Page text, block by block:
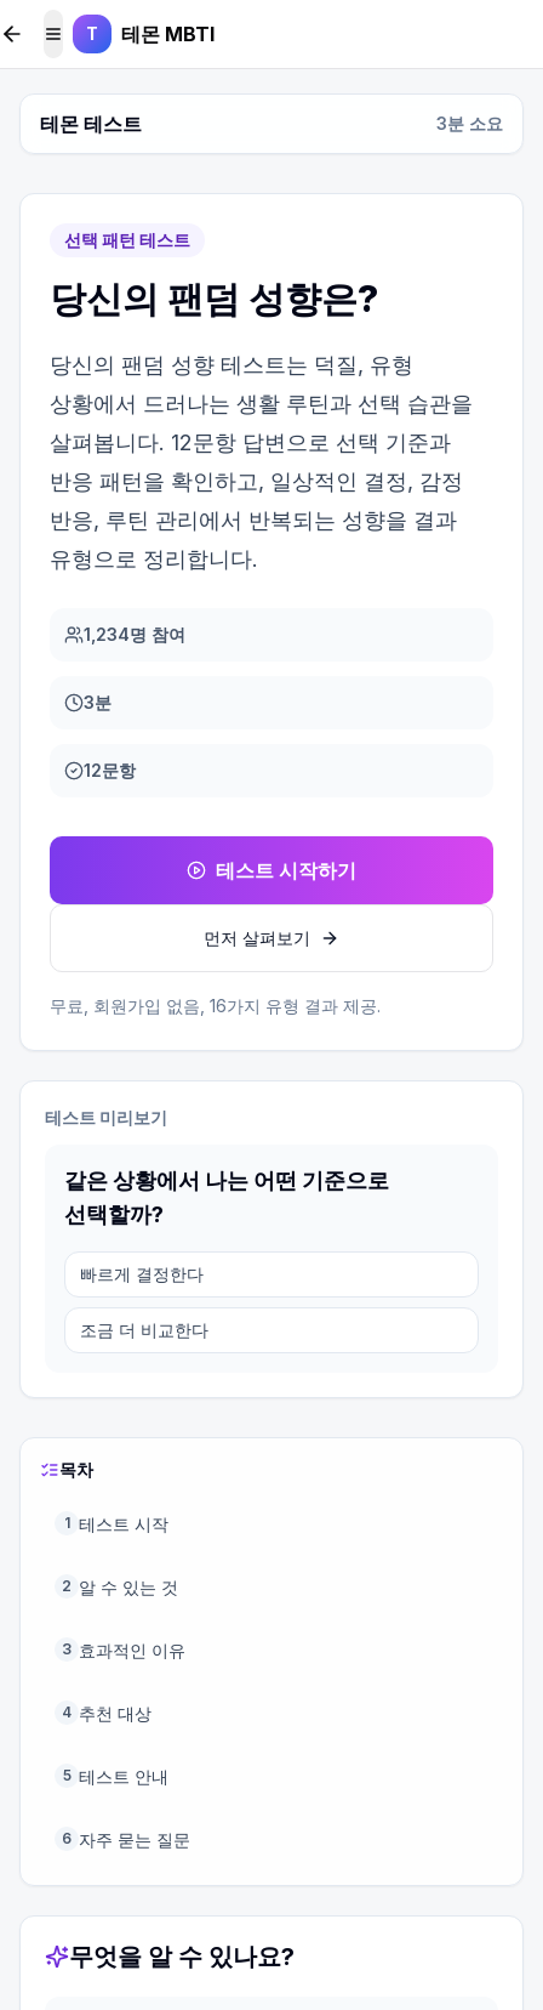
본문 바로가기
메뉴 토글
T 테몬 MBTI
테몬 테스트 3분 소요
선택 패턴 테스트
당신의 팬덤 성향은?
당신의 팬덤 성향 테스트는 덕질, 유형
상황에서 드러나는 생활 루틴과 선택 습관을
살펴봅니다. 12문항 답변으로 선택 기준과
반응 패턴을 확인하고, 일상적인 결정, 감정
반응, 루틴 관리에서 반복되는 성향을 결과
유형으로 정리합니다.
1,234명 참여
3분
12문항
테스트 시작하기
먼저 살펴보기
무료, 회원가입 없음, 16가지 유형 결과 제공.
테스트 미리보기
같은 상황에서 나는 어떤 기준으로
선택할까?
빠르게 결정한다
조금 더 비교한다
목차
1 테스트 시작
2 알 수 있는 것
3 효과적인 이유
4 추천 대상
5 테스트 안내
6 자주 묻는 질문
무엇을 알 수 있나요?